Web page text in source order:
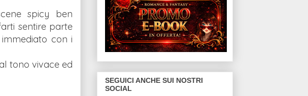
spicy ben
sentire parte
con i
tono vivace ed
SEGUICI ANCHE SUI NOSTRI
SOCIAL